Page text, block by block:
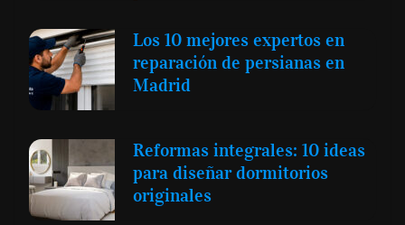
Los 10 mejores expertos en
reparación de persianas en
Madrid
Reformas integrales: 10 ideas
para diseñar dormitorios
originales